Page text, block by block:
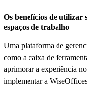
Os benefícios de utilizar
espaços de trabalho
Uma plataforma de
como a caixa de
aprimorar a experiência
implementar a